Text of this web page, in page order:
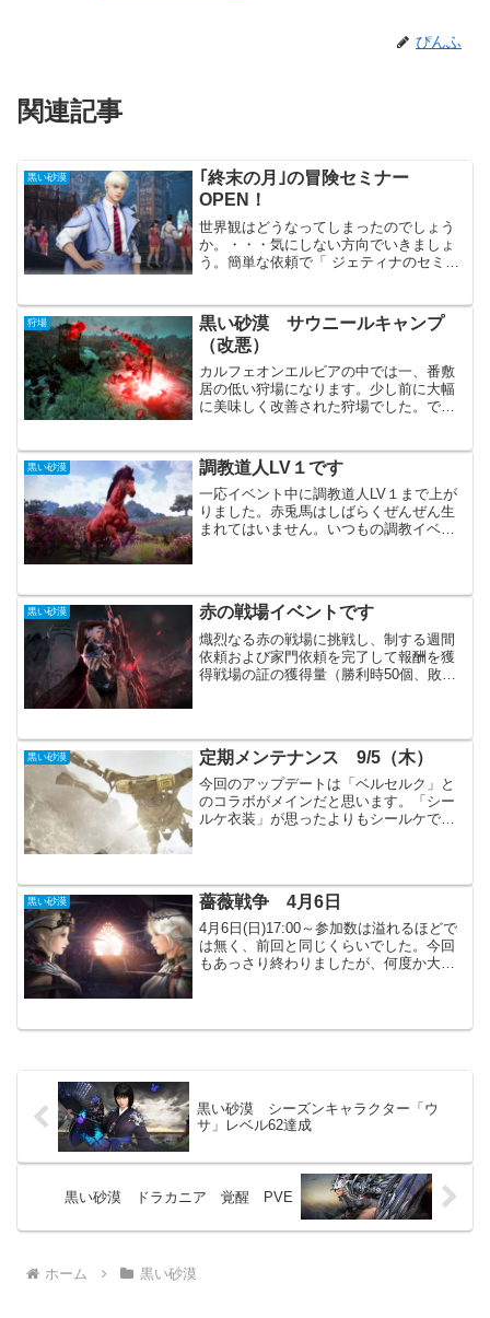
ぴんふ
関連記事
黒い砂漠
｢終末の月｣の冒険セミナー
OPEN！
世界観はどうなってしまったのでしょう
か。・・・気にしない方向でいきましょ
う。簡単な依頼で「 ジェティナのセミナ
交換できます。｢終末の月｣の冒険セミナ
ーOPEN！...
狩場
黒い砂漠 サウニールキャンプ
（改悪）
カルフェオンエルビアの中では一、番敷
居の低い狩場になります。少し前に大幅
に美味しく改善された狩場でした。です
う狩りを行う事は無さそうです。アップ
デート内容2023年4月...
黒い砂漠 調教道人LV１です
一応イベント中に調教道人LV１まで上が
りました。赤兎馬はしばらくぜんぜん生
まれてはいません。いつもの調教イベン
す。その後にようやく微...
黒い砂漠 赤の戦場イベントです
熾烈なる赤の戦場に挑戦し、制する週間
依頼および家門依頼を完了して報酬を獲
得戦場の証の獲得量（勝利時50個、敗北
黒い砂漠 定期メンテナンス 9/5（木）
今回のアップデートは「ベルセルク」と
のコラボがメインだと思います。「シー
ルケ衣装」が思ったよりもシールケでし
ャラクター各職の調整（W...
黒い砂漠 薔薇戦争 4月6日
4月6日(日)17:00～参加数は溢れるほどで
は無く、前回と同じくらいでした。今回
もあっさり終わりましたが、何度か大勢
ますが、MAP...
黒い砂漠 シーズンキャラクター「ウ
サ」レベル62達成
黒い砂漠 ドラカニア 覚醒 PVE
ホーム 黒い砂漠